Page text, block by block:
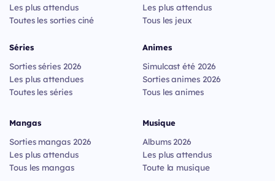
Les plus attendus
Toutes les sorties ciné
Séries
Sorties séries 2026
Les plus attendues
Toutes les séries
Les plus attendus
Tous les jeux
Animes
Simulcast été 2026
Sorties animes 2026
Tous les animes
Mangas
Sorties mangas 2026
Les plus attendus
Tous les mangas
Musique
Albums 2026
Les plus attendus
Toute la musique